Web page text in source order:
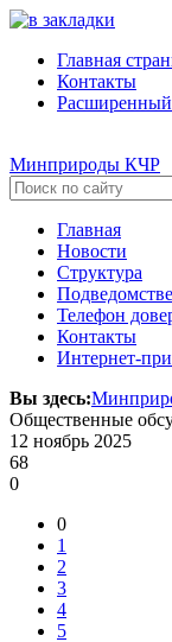
Главная
Контакты
Минприроды КЧР
Главная
Новости
Структура
Телефон
Контакты
Интернет-
Вы здесь:
Общественные
12 ноябрь 2025
68
0
0
1
2
3
4
5